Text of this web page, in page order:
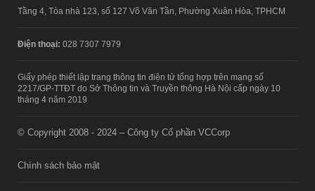
Tầng 4, Tòa nhà 123, số 127 Võ Văn Tần, Phường Xuân Hòa, TPHCM
Điện thoại: 028 7307 7979
Giấy phép thiết lập trang thông tin điện tử tổng hợp trên mạng số
2217/GP-TTĐT do Sở Thông tin và Truyền thông Hà Nội cấp ngày 10
tháng 4 năm 2019
© Copyright 2008 - 2024 – Công ty Cổ phần VCCorp
Chính sách bảo mật